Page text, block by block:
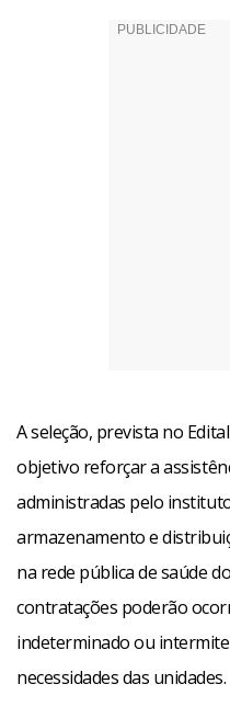
A seleção, prevista no
objetivo reforçar a
administradas pelo
armazenamento e
na rede pública de saúde
contratações poderão
indeterminado ou
necessidades das unidades.